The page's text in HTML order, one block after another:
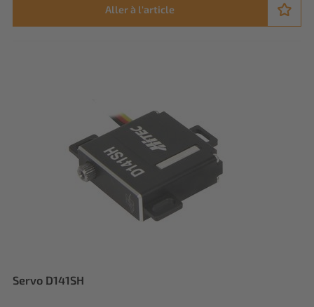
Aller à l'article
Servo D141SH